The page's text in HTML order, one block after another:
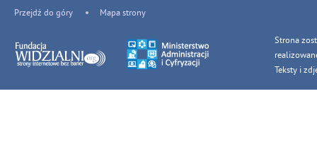
Przejdź do góry Mapa strony
Strona
Teksty i